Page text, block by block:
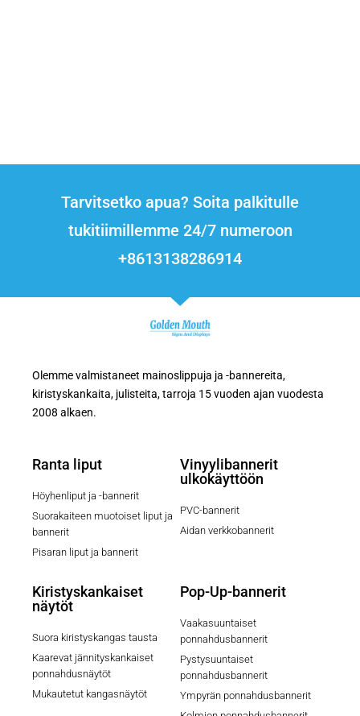
Tarvitsetko apua? Soita palkitulle
tukitiimillemme 24/7 numeroon
+8613138286914
Olemme valmistaneet mainoslippuja ja -bannereita,
kiristyskankaita, julisteita, tarroja 15 vuoden ajan vuodesta
2008 alkaen.
Ranta liput
Höyhenliput ja -bannerit
Suorakaiteen muotoiset liput ja
bannerit
Pisaran liput ja bannerit
Vinyylibannerit
ulkokäyttöön
PVC-bannerit
Aidan verkkobannerit
Kiristyskankaiset
näytöt
Suora kiristyskangas tausta
Kaarevat jännityskankaiset
ponnahdusnäytöt
Mukautetut kangasnäytöt
Pop-Up-bannerit
Vaakasuuntaiset
ponnahdusbannerit
Pystysuuntaiset
ponnahdusbannerit
Ympyrän ponnahdusbannerit